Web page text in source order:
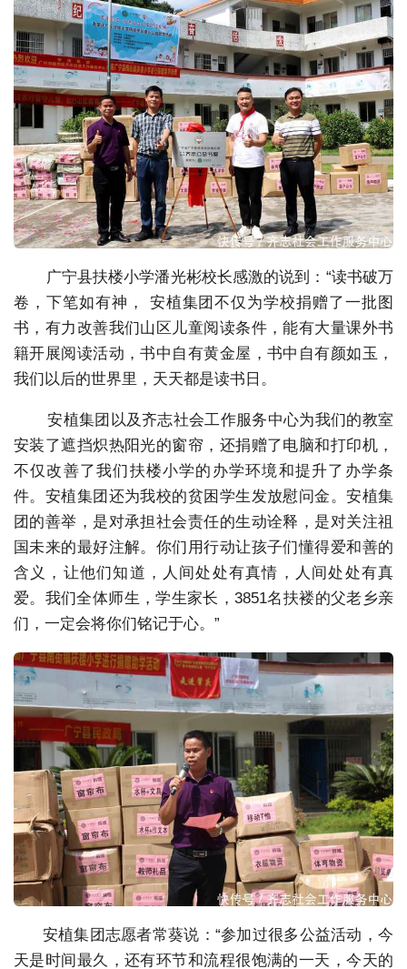
广宁县扶楼小学潘光彬校长感激的说到：“读书破万
卷，下笔如有神， 安植集团不仅为学校捐赠了一批图
书，有力改善我们山区儿童阅读条件，能有大量课外书
籍开展阅读活动，书中自有黄金屋，书中自有颜如玉，
我们以后的世界里，天天都是读书日。
安植集团以及齐志社会工作服务中心为我们的教室
安装了遮挡炽热阳光的窗帘，还捐赠了电脑和打印机，
不仅改善了我们扶楼小学的办学环境和提升了办学条
件。安植集团还为我校的贫困学生发放慰问金。安植集
团的善举，是对承担社会责任的生动诠释，是对关注祖
国未来的最好注解。你们用行动让孩子们懂得爱和善的
含义，让他们知道，人间处处有真情，人间处处有真
爱。我们全体师生，学生家长，3851名扶褛的父老乡亲
们，一定会将你们铭记于心。”
安植集团志愿者常葵说：“参加过很多公益活动，今
天是时间最久，还有环节和流程很饱满的一天，今天的